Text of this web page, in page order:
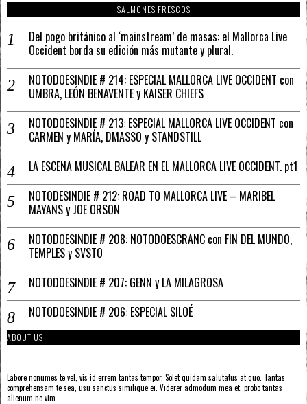
SALMONES FRESCOS
Del pogo británico al ‘mainstream’ de masas: el Mallorca Live
Occident borda su edición más mutante y plural.
NOTODOESINDIE # 214: ESPECIAL MALLORCA LIVE OCCIDENT con
UMBRA, LEÓN BENAVENTE y KAISER CHIEFS
NOTODOESINDIE # 213: ESPECIAL MALLORCA LIVE OCCIDENT con
CARMEN y MARÍA, DMASSO y STANDSTILL
LA ESCENA MUSICAL BALEAR EN EL MALLORCA LIVE OCCIDENT. pt1
NOTODESINDIE # 212: ROAD TO MALLORCA LIVE – MARIBEL
MAYANS y JOE ORSON
NOTODOESINDIE # 208: NOTODOESCRANC con FIN DEL MUNDO,
TEMPLES y SVSTO
NOTODOESINDIE # 207: GENN y LA MILAGROSA
NOTODOESINDIE # 206: ESPECIAL SILOÉ
ABOUT US
Labore nonumes te vel, vis id errem tantas tempor. Solet quidam salutatus at quo. Tantas
comprehensam te sea, usu sanctus similique ei. Viderer admodum mea et, probo tantas
alienum ne vim.